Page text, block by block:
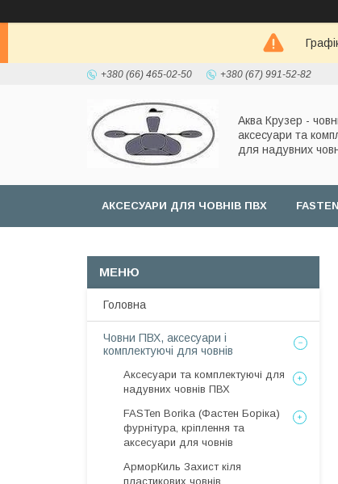
+380 (66) 465-02-50 +380 (67) 991-52-82
Аква Крузер -
аксесуари та
для надувних
АКСЕСУАРИ ДЛЯ ЧОВНІВ ПВХ
Головна
Човни ПВХ, аксесуари і
комплектуючі для човнів
Аксесуари та комплектуючі для
надувних човнів ПВХ
FASTen Borika (Фастен Боріка)
фурнітура, кріплення та
аксесуари для човнів
АрморКиль Захист кіля
пластикових човнів